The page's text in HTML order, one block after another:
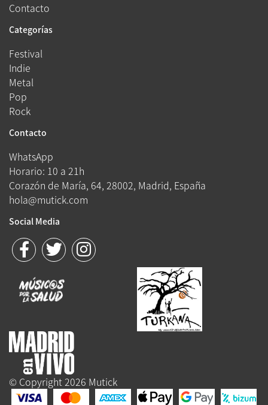
Contacto
Categorías
Festival
Indie
Metal
Pop
Rock
Contacto
WhatsApp
Horario: 10 a 21h
Corazón de María, 64, 28002, Madrid, España
hola@mutick.com
Social Media
© Copyright 2026 Mutick